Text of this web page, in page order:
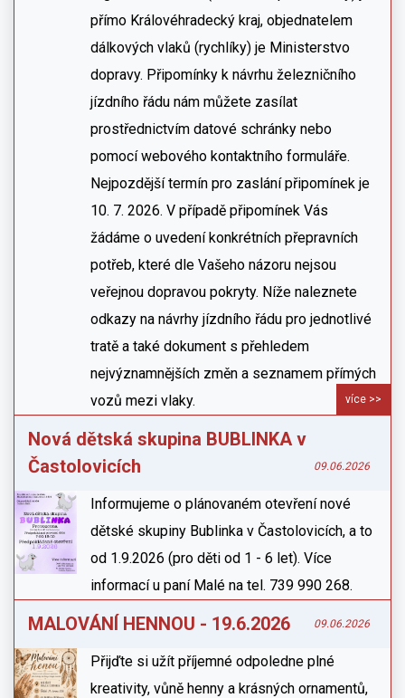
přímo Královéhradecký kraj, objednatelem
dálkových vlaků (rychlíky) je Ministerstvo
dopravy. Připomínky k návrhu železničního
jízdního řádu nám můžete zasílat
prostřednictvím datové schránky nebo
pomocí webového kontaktního formuláře.
Nejpozdější termín pro zaslání připomínek je
10. 7. 2026. V případě připomínek Vás
žádáme o uvedení konkrétních přepravních
potřeb, které dle Vašeho názoru nejsou
veřejnou dopravou pokryty. Níže naleznete
odkazy na návrhy jízdního řádu pro jednotlivé
tratě a také dokument s přehledem
nejvýznamnějších změn a seznamem přímých
vozů mezi vlaky.
více >>
Nová dětská skupina BUBLINKA v
Častolovicích
09.06.2026
Informujeme o plánovaném otevření nové
dětské skupiny Bublinka v Častolovicích, a to
od 1.9.2026 (pro děti od 1 - 6 let). Více
informací u paní Malé na tel. 739 990 268.
MALOVÁNÍ HENNOU - 19.6.2026 09.06.2026
Přijďte si užít příjemné odpoledne plné
kreativity, vůně henny a krásných ornamentů,